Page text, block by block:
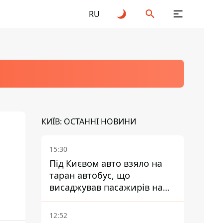
RU
КИЇВ: ОСТАННІ НОВИНИ
15:30
Під Києвом авто взяло на
таран автобус, що
висаджував пасажирів на
зупинці - пасажирка в
лікарні
12:52